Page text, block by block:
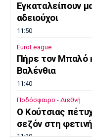
Εγκαταλείπουν
αδειούχοι
11:50
EuroLeague
Πήρε τον Μπαλό
Βαλένθια
11:40
Ποδόσφαιρο - Διεθνή
Ο Κούτσιας
σεζόν στη
11:30